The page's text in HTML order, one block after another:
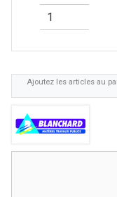
Ajoutez les articles au